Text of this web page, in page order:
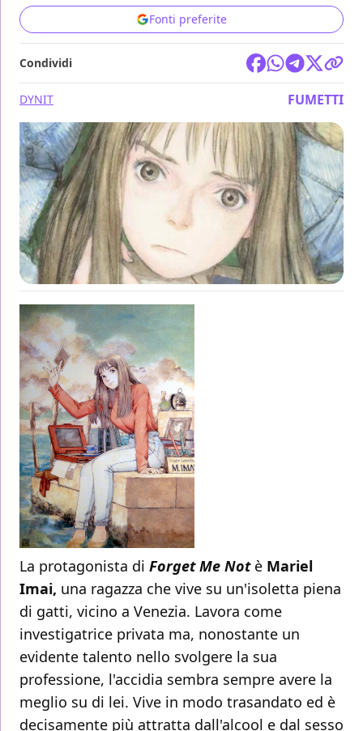
Fonti preferite
Condividi
DYNIT FUMETTI
La protagonista di Forget Me Notè Mariel
Imai, una ragazza che vive su un'isoletta piena
di gatti, vicino a Venezia. Lavora come
investigatrice privata ma, nonostante un
evidente talento nello svolgere la sua
professione, l'accidia sembra sempre avere la
meglio su di lei. Vive in modo trasandato ed è
decisamente più attratta dall'alcool e dal sesso